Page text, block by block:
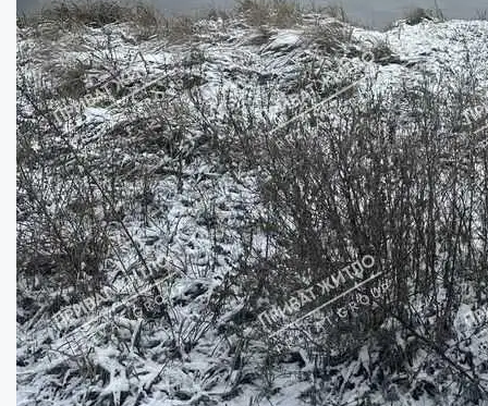
Хороший участок в с. Шмыгли, Полтавский ...
Ділянка:
32сот.
Купити
15000 $